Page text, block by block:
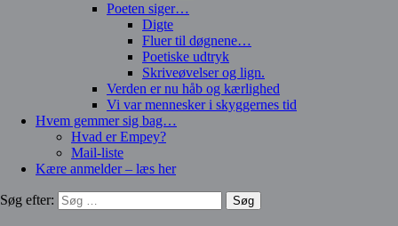
Poeten siger…
Digte
Fluer til døgnene…
Poetiske udtryk
Skriveøvelser og lign.
Verden er nu håb og kærlighed
Vi var mennesker i skyggernes tid
Hvem gemmer sig bag…
Hvad er Empey?
Mail-liste
Kære anmelder – læs her
Søg efter: